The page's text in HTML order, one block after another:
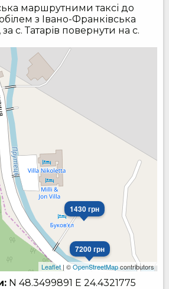
маршрутними таксі до
з Івано-Франківська
с. Татарів повернути на с.
7200 грн
1430 грн
Leaflet | ©OpenStreetMapcontributors
N 48.3499891 E 24.4321775